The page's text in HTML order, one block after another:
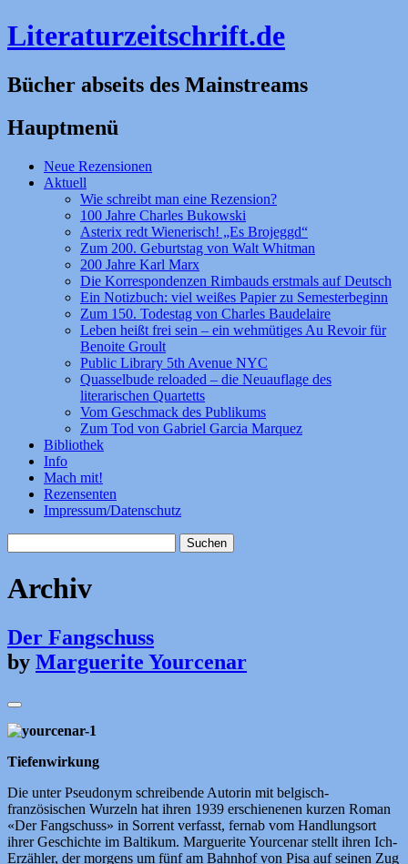
Literaturzeitschrift.de
Bücher abseits des Mainstreams
Hauptmenü
Zum
Inhalt
Neue Rezensionen
Aktuell
Wie schreibt man eine Rezension?
100 Jahre Charles Bukowski
Asterix redt Wienerisch! „Es Brojeggd“
Zum 200. Geburtstag von Walt Whitman
200 Jahre Karl Marx
Die Korrespondenzen Rimbauds erstmals auf Deutsch
Ein Notizbuch: viel weißes Papier zu Semesterbeginn
Zum 150. Todestag von Charles Baudelaire
Leben heißt frei sein – ein wehmütiges Au Revoir für
Benoite Groult
Public Library 5th Avenue NYC
Quasselbude reloaded – die Neuauflage des
literarischen Quartetts
Vom Geschmack des Publikums
Zum Tod von Gabriel Garcia Marquez
Bibliothek
Info
Mach mit!
Rezensenten
Impressum/Datenschutz
nach:
Archiv
Der Fangschuss
by Marguerite Yourcenar
Tiefenwirkung
Die unter Pseudonym schreibende Autorin mit belgisch-
französischen Wurzeln hat ihren 1939 erschienenen kurzen Roman
«Der Fangschuss» in Sorrent verfasst, fernab vom Handlungsort
ihrer Geschichte im Baltikum. Marguerite Yourcenar stellt ihren Ich-
Erzähler, der morgens um fünf am Bahnhof von Pisa auf seinen Zug